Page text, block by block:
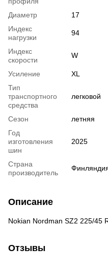
Диаметр
17
Индекс
нагрузки
94
Индекс
скорости
W
Усиление
XL
Тип
транспортного
средства
легковой
Сезон
летняя
Год
изготовления
шин
2025
Страна
производитель
Описание
Nokian Nordman SZ2 225/45
Отзывы